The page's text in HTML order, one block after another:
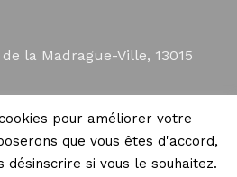
la Madrague-Ville, 13015
pour améliorer votre
que vous êtes d'accord,
désinscrire si vous le souhaitez.